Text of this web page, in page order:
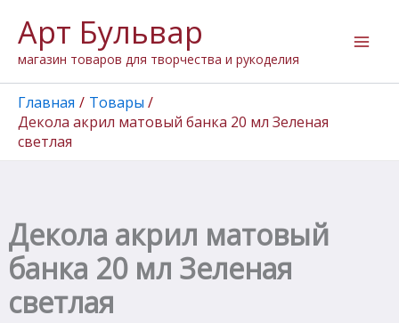
содержимому
Арт Бульвар
магазин товаров для творчества и рукоделия
Главная
Товары
Декола акрил матовый банка 20 мл Зеленая
светлая
Декола акрил матовый
банка 20 мл Зеленая
светлая
товара
Декола
акрил
матовый
банка
мл
Зеленая